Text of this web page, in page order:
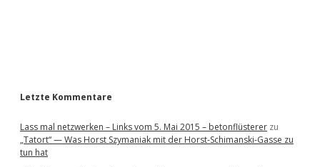
Letzte Kommentare
Lass mal netzwerken – Links vom 5. Mai 2015 – betonflüsterer zu
„Tatort“ — Was Horst Szymaniak mit der Horst-Schimanski-Gasse zu
tun hat